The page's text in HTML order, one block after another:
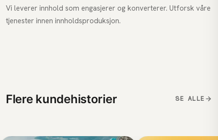
Vi leverer innhold som engasjerer og konverterer. Utforsk våre
tjenester innen innholdsproduksjon.
Flere kundehistorier SE ALLE